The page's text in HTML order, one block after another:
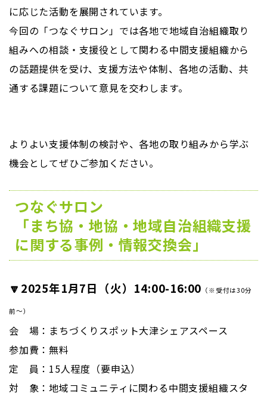
に応じた活動を展開されています。
今回の「つなぐサロン」では各地で地域自治組織取り
組みへの相談・支援役として関わる中間支援組織から
の話題提供を受け、支援方法や体制、各地の活動、共
通する課題について意見を交わします。
よりよい支援体制の検討や、各地の取り組みから学ぶ
機会としてぜひご参加ください。
つなぐサロン
「まち協・地協・地域自治組織支援
に関する事例・情報交換会」
🔽2025年1月7日（火）14:00-16:00 （※受付は30分
前～）
会 場：まちづくりスポット大津シェアスペース
参加費：無料
定 員：15人程度（要申込）
対 象：地域コミュニティに関わる中間支援組織スタ